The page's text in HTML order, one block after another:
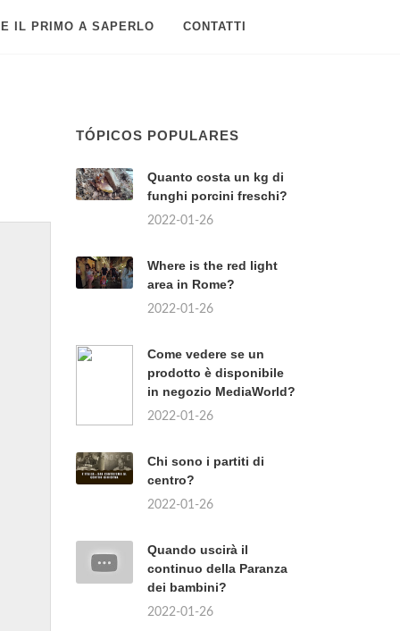
IL PRIMO A SAPERLO CONTATTI
TÓPICOS POPULARES
Quanto costa un kg di
funghi porcini freschi?
2022-01-26
Where is the red light
area in Rome?
2022-01-26
Come vedere se un
prodotto è disponibile
in negozio MediaWorld?
2022-01-26
Chi sono i partiti di
centro?
2022-01-26
Quando uscirà il
continuo della Paranza
dei bambini?
2022-01-26